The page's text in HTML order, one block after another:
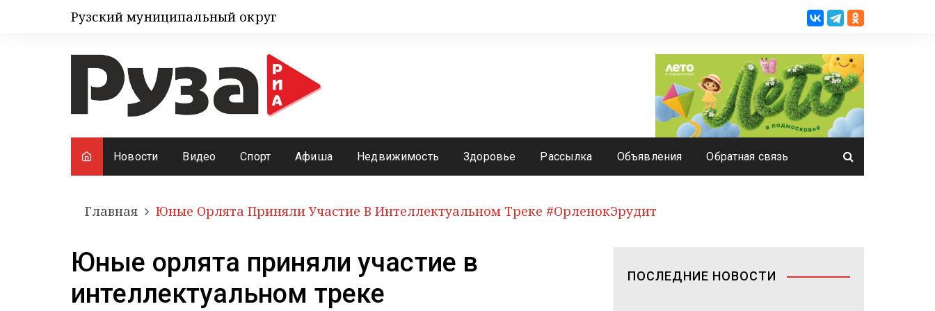
Рузский муниципальный округ
Новости Видео Спорт Афиша Недвижимость Здоровье Рассылка Объявления Обратная связь
Главная Юные Орлята Приняли Участие В Интеллектуальном Треке #ОрленокЭрудит
Юные орлята приняли участие в
интеллектуальном треке
ПОСЛЕДНИЕ НОВОСТИ